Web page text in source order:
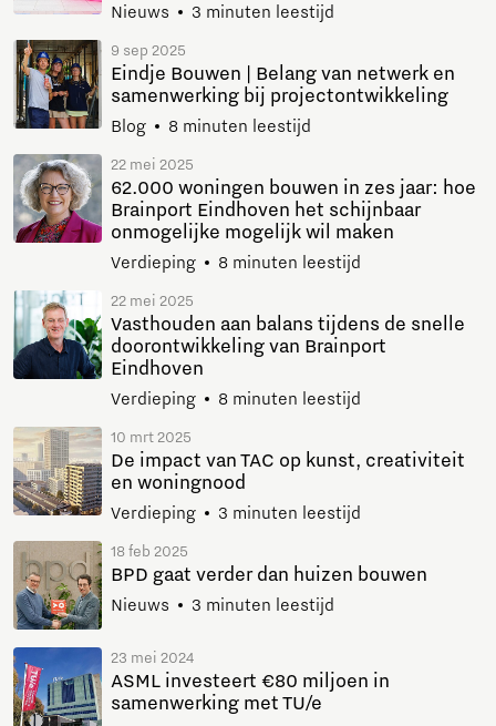
Nieuws 3 minuten leestijd
9 sep 2025
Eindje Bouwen | Belang van netwerk en
samenwerking bij projectontwikkeling
Blog 8 minuten leestijd
22 mei 2025
62.000 woningen bouwen in zes jaar: hoe
Brainport Eindhoven het schijnbaar
onmogelijke mogelijk wil maken
Verdieping 8 minuten leestijd
22 mei 2025
Vasthouden aan balans tijdens de snelle
doorontwikkeling van Brainport
Eindhoven
Verdieping 8 minuten leestijd
10 mrt 2025
De impact van TAC op kunst, creativiteit
en woningnood
Verdieping 3 minuten leestijd
18 feb 2025
BPD gaat verder dan huizen bouwen
Nieuws 3 minuten leestijd
23 mei 2024
ASML investeert €80 miljoen in
samenwerking met TU/e